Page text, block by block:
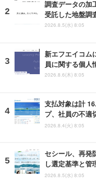
調査データの加
受託した地盤調
2026.8.5(水) 8:05
新エフエイコム
員に関する個人
2026.8.6(木) 8:05
支払対象は計
プ、社員の不適
2026.8.4(火) 8:05
セシール、再発
し選定基準と管
2026.8.5(水) 8:05